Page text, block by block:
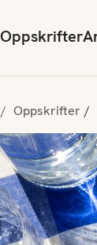
Oppskrifter
Oppskrifter